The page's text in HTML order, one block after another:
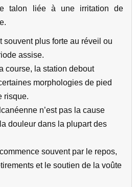
talon liée à une irritation de
souvent plus forte au réveil ou
assise.
course, la station debout
morphologies de pied
risque.
n’est pas la cause
douleur dans la plupart des
souvent par le repos,
et le soutien de la voûte